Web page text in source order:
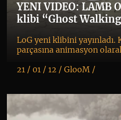
YENI VIDEO: LAMB
klibi “Ghost
LoG yeni klibini yayınladı.
parçasına animasyon
21 / 01 / 12 / GlooM/